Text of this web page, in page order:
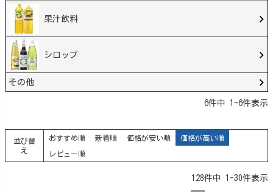
果汁飲料
シロップ
その他
6件中 1 -6件表示
並び替
え
おすすめ順 新着順 価格が安い順 価格が高い順
レビュー順
128件中 1 -30件表示